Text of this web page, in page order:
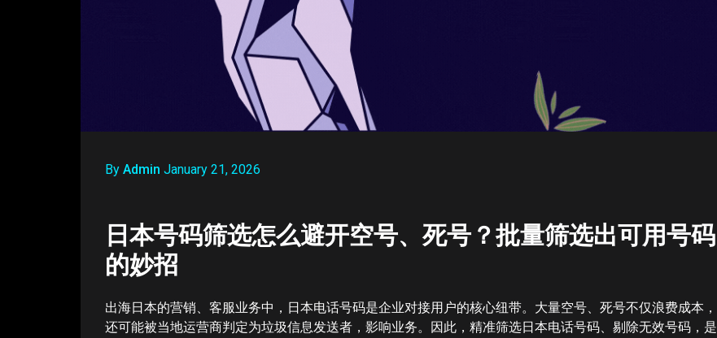
By Admin January 21, 2026
日本号码筛选怎么避开空号、死号？批量筛选出可用号码
的妙招
出海日本的营销、客服业务中，日本电话号码是企业对接用户的核心纽带。大量空号、死号不仅浪费成本，
还可能被当地运营商判定为垃圾信息发送者，影响业务。因此，精准筛选日本电话号码、剔除无效号码，是